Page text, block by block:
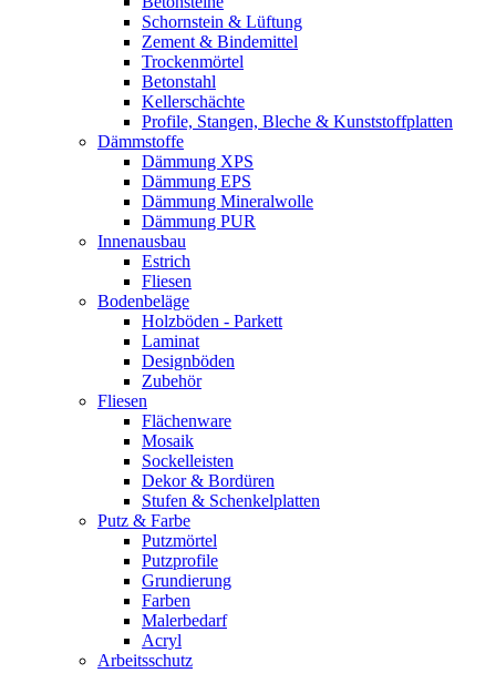
Schornstein & Lüftung
Zement & Bindemittel
Trockenmörtel
Betonstahl
Kellerschächte
Profile, Stangen, Bleche & Kunststoffplatten
Dämmstoffe
Dämmung XPS
Dämmung EPS
Dämmung Mineralwolle
Dämmung PUR
Innenausbau
Estrich
Fliesen
Bodenbeläge
Holzböden - Parkett
Laminat
Designböden
Zubehör
Fliesen
Flächenware
Mosaik
Sockelleisten
Dekor & Bordüren
Stufen & Schenkelplatten
Putz & Farbe
Putzmörtel
Putzprofile
Grundierung
Farben
Malerbedarf
Acryl
Arbeitsschutz